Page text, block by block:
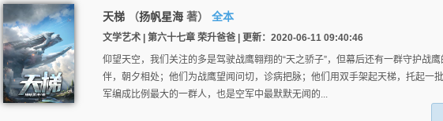
天梯 （扬帆星海 著） 全本
文学艺术 | 第六十七章 荣升爸爸 | 更新：2020-06-11 09:40:46
仰望天空，我们关注的多是驾驶战鹰翱翔的“天之骄子”，但幕后还有一群守护战
伴，朝夕相处；他们为战鹰望闻问切，诊病把脉；他们用双手架起天梯，托起一
军编成比例最大的一群人，也是空军中最默默无闻的...